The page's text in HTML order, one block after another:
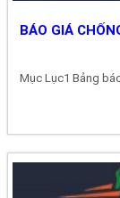
BÁO GIÁ
Mục Lục1 Bảng